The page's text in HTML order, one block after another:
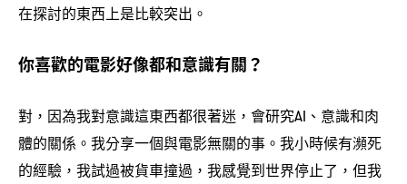
在探討的東西上是比較突出。
你喜歡的電影好像都和意識有關？
對 ， 因為我對意識這東西都很著迷 ， 會研究AI 、意識和肉
體的關係。我分享一個與電影無關的事。我小時候有瀕死
的經驗 ， 我試過被貨車撞過 ， 我感覺到世界停止了 ， 但我